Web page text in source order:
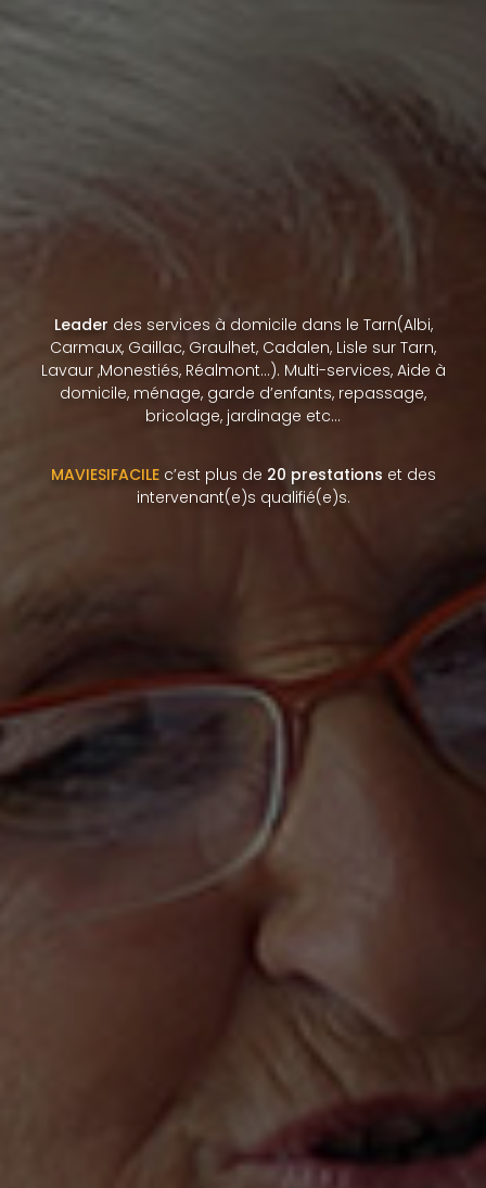
Leader des services à domicile dans le Tarn(Albi,
Carmaux, Gaillac, Graulhet, Cadalen, Lisle sur Tarn,
Lavaur ,Monestiés, Réalmont…). Multi-services, Aide à
domicile, ménage, garde d’enfants, repassage,
bricolage, jardinage etc…
MAVIESIFACILEc’est plus de 20 prestations et des
intervenant(e)s qualifié(e)s.